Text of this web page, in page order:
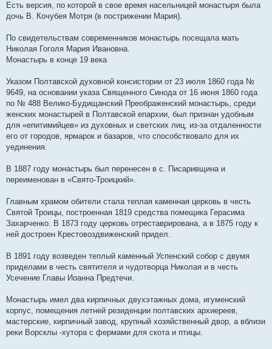
Есть версия, по которой в свое время насельницей монастыря была
дочь В. Кочубея Мотря (в пострижении Мария).
По свидетельствам современников монастырь посещала мать
Николая Гоголя Мария Ивановна.
Монастырь в конце 19 века
Указом Полтавской духовной консистории от 23 июля 1860 года №
9649, на основании указа Священного Синода от 16 июня 1860 года
по № 488 Велико-Будищанский Преображенский монастырь, среди
женских монастырей в Полтавской епархии, был признан удобным
для «епитимийцев» из духовных и светских лиц, из-за отдаленности
его от городов, ярмарок и базаров, что способствовало для их
уединения.
В 1887 году монастырь был перенесен в с. Писаривщина и
переименован в «Свято-Троицкий».
Главным храмом обители стала теплая каменная церковь в честь
Святой Троицы, построенная 1819 средства помещика Герасима
Захарченко. В 1873 году церковь отреставрирована, а в 1875 году к
ней достроен Крестовоздвиженский придел.
В 1891 году возведен теплый каменный Успенский собор с двумя
приделами в честь святителя и чудотворца Николая и в честь
Усечение Главы Иоанна Предтечи.
Монастырь имел два кирпичных двухэтажных дома, игуменский
корпус, помещения летней резиденции полтавских архиереев,
мастерские, кирпичный завод, крупный хозяйственный двор, а вблизи
реки Ворсклы -хутора с фермами для скота и птицы.